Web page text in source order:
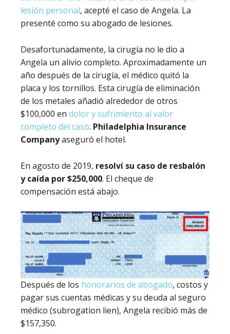
lesión personal, acepté el caso de Angela. La
presenté como su abogado de lesiones.
Desafortunadamente, la cirugía no le dio a
Angela un alivio completo. Aproximadamente un
año después de la cirugía, el médico quitó la
placa y los tornillos. Esta cirugía de eliminación
de los metales añadió alrededor de otros
$100,000 en dolor y sufrimiento al valor
completo del caso. Philadelphia Insurance
Companyaseguró el hotel.
En agosto de 2019, resolví su caso de resbalón
y caída por $250,000. El cheque de
compensación está abajo.
Después de los honorarios de abogado, costos y
pagar sus cuentas médicas y su deuda al seguro
médico (subrogation lien), Angela recibió más de
$157,350.